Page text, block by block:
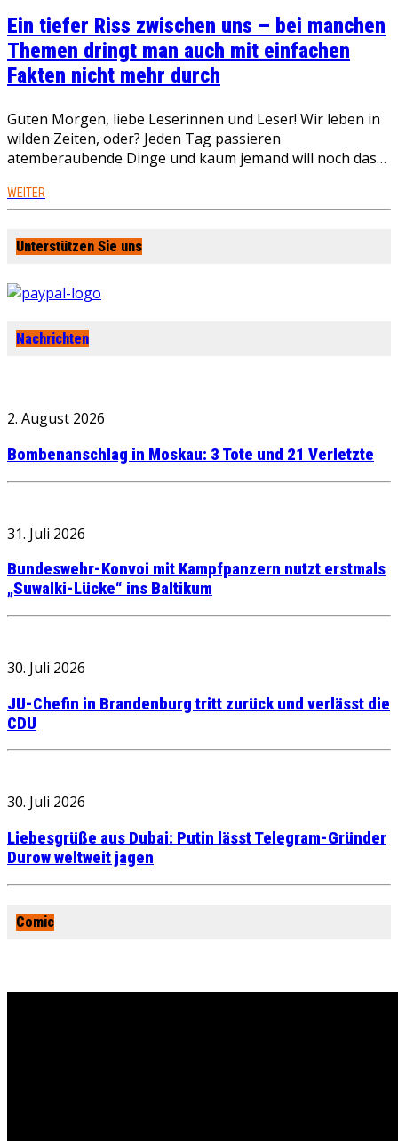
Ein tiefer Riss zwischen uns – bei manchen
Themen dringt man auch mit einfachen
Fakten nicht mehr durch
Guten Morgen, liebe Leserinnen und Leser! Wir leben in
wilden Zeiten, oder? Jeden Tag passieren
atemberaubende Dinge und kaum jemand will noch das…
WEITER
Unterstützen Sie uns
Nachrichten
2. August 2026
Bombenanschlag in Moskau: 3 Tote und 21 Verletzte
31. Juli 2026
Bundeswehr-Konvoi mit Kampfpanzern nutzt erstmals
„Suwalki-Lücke“ ins Baltikum
30. Juli 2026
JU-Chefin in Brandenburg tritt zurück und verlässt die
CDU
30. Juli 2026
Liebesgrüße aus Dubai: Putin lässt Telegram-Gründer
Durow weltweit jagen
Comic